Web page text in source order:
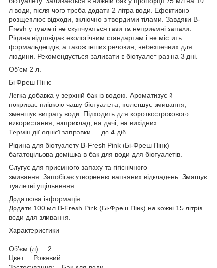
л води, після чого треба додати 2 літра води. Ефективно
розщеплює відходи, включно з твердими тілами. Завдяки B-
Fresh у туалеті не скупчуються гази та неприємні запахи.
Рідина відповідає екологічним стандартам і не містить
формальдегідів, а також інших речовин, небезпечних для
людини. Рекомендується заливати в біотуалет раз на 3 дні.
Об'єм 2 л.
Бі Фреш Пінк:
Легка добавка у верхній бак із водою. Ароматизує й
покриває плівкою чашу біотуалета, полегшує змивання,
зменшує витрату води. Підходить для короткострокового
використання, наприклад, на дачі, на вихідних.
Термін дії однієї заправки — до 4 діб
Рідина для біотуалету B-Fresh Pink (Бі-Фреш Пінк) —
багатоцільова домішка в бак для води для біотуалетів.
Слугує для приємного запаху та гігієнічного
змивання. Запобігає утворенню вапняних відкладень. Змащує
туалетні ущільнення.
Додаткова інформація
Додати 100 мл B-Fresh Pink (Бі-Фреш Пінк) на кожні 15 літрів
води для зливання.
Характеристики
Об'єм (л): 2
Цвет: Рожевий